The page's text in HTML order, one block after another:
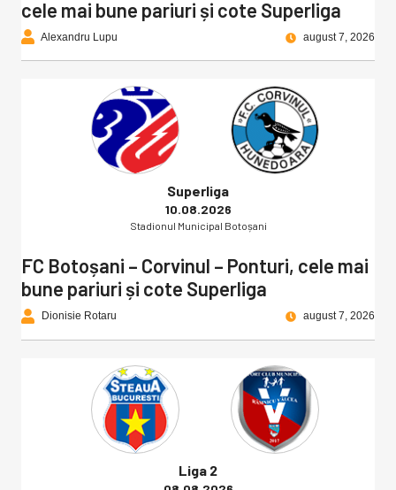
cele mai bune pariuri și cote Superliga
Alexandru Lupu august 7, 2026
Superliga
10.08.2026
Stadionul Municipal Botoșani
FC Botoșani – Corvinul – Ponturi, cele mai
bune pariuri și cote Superliga
Dionisie Rotaru august 7, 2026
Liga 2